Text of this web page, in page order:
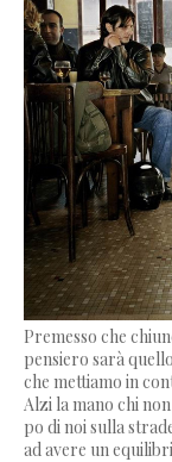
Premesso che
pensiero sarà
che mettiamo in
Alzi la mano chi
po di noi sulla
ad avere un